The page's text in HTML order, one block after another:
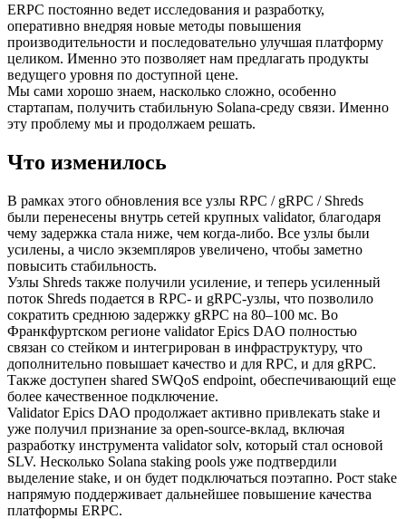
ERPC постоянно ведет исследования и разработку,
оперативно внедряя новые методы повышения
производительности и последовательно улучшая платформу
целиком. Именно это позволяет нам предлагать продукты
ведущего уровня по доступной цене.
Мы сами хорошо знаем, насколько сложно, особенно
стартапам, получить стабильную Solana-среду связи. Именно
эту проблему мы и продолжаем решать.
Что изменилось
В рамках этого обновления все узлы RPC / gRPC / Shreds
были перенесены внутрь сетей крупных validator, благодаря
чему задержка стала ниже, чем когда-либо. Все узлы были
усилены, а число экземпляров увеличено, чтобы заметно
повысить стабильность.
Узлы Shreds также получили усиление, и теперь усиленный
поток Shreds подается в RPC- и gRPC-узлы, что позволило
сократить среднюю задержку gRPC на 80–100 мс. Во
Франкфуртском регионе validator Epics DAO полностью
связан со стейком и интегрирован в инфраструктуру, что
дополнительно повышает качество и для RPC, и для gRPC.
Также доступен shared SWQoS endpoint, обеспечивающий еще
более качественное подключение.
Validator Epics DAO продолжает активно привлекать stake и
уже получил признание за open-source-вклад, включая
разработку инструмента validator solv, который стал основой
SLV. Несколько Solana staking pools уже подтвердили
выделение stake, и он будет подключаться поэтапно. Рост stake
напрямую поддерживает дальнейшее повышение качества
платформы ERPC.